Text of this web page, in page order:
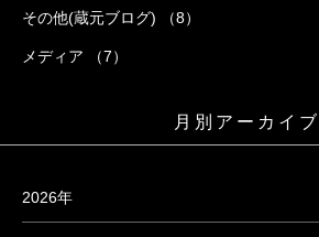
その他(蔵元ブログ) （8）
メディア （7）
月別アーカイブ
2026年